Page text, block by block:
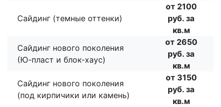
Сайдинг (темные оттенки)
от 2100
руб. за
кв.м
Сайдинг нового поколения
(Ю-пласт и блок-хаус)
от 2650
руб. за
кв.м
Сайдинг нового поколения
(под кирпичики или камень)
от 3150
руб. за
кв.м